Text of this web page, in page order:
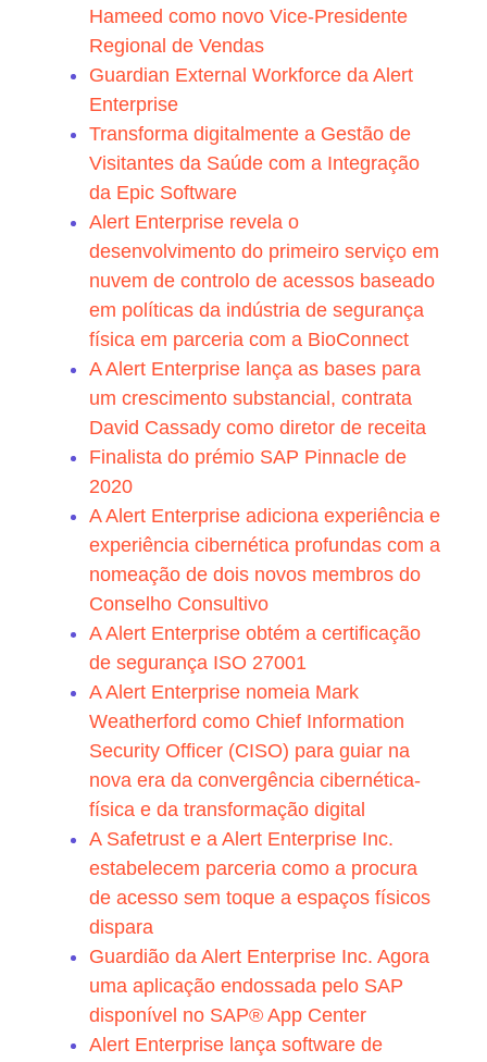
Hameed como novo Vice-Presidente
Regional de Vendas
Guardian External Workforce da Alert
Enterprise
Transforma digitalmente a Gestão de
Visitantes da Saúde com a Integração
da Epic Software
Alert Enterprise revela o
desenvolvimento do primeiro serviço em
nuvem de controlo de acessos baseado
em políticas da indústria de segurança
física em parceria com a BioConnect
A Alert Enterprise lança as bases para
um crescimento substancial, contrata
David Cassady como diretor de receita
Finalista do prémio SAP Pinnacle de
2020
A Alert Enterprise adiciona experiência e
experiência cibernética profundas com a
nomeação de dois novos membros do
Conselho Consultivo
A Alert Enterprise obtém a certificação
de segurança ISO 27001
A Alert Enterprise nomeia Mark
Weatherford como Chief Information
Security Officer (CISO) para guiar na
nova era da convergência cibernética-
física e da transformação digital
A Safetrust e a Alert Enterprise Inc.
estabelecem parceria como a procura
de acesso sem toque a espaços físicos
dispara
Guardião da Alert Enterprise Inc. Agora
uma aplicação endossada pelo SAP
disponível no SAP® App Center
Alert Enterprise lança software de